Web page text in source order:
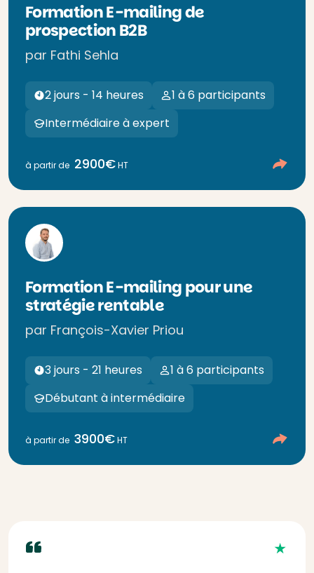
Formation E-mailing de
prospection B2B
par Fathi Sehla
2 jours - 14 heures
1 à 6 participants
Intermédiaire à expert
à partir de 2900€HT
Formation E-mailing pour une
stratégie rentable
par François-Xavier Priou
3 jours - 21 heures
1 à 6 participants
Débutant à intermédiaire
à partir de 3900€HT